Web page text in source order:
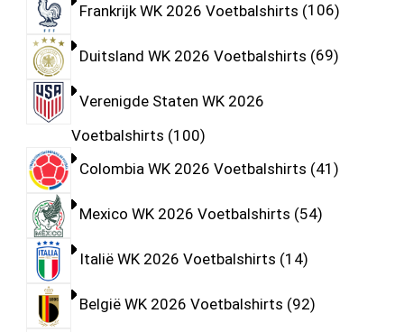
Frankrijk WK 2026 Voetbalshirts 106
Duitsland WK 2026 Voetbalshirts 69
Verenigde Staten WK 2026
Voetbalshirts 100
Colombia WK 2026 Voetbalshirts 41
Mexico WK 2026 Voetbalshirts 54
Italië WK 2026 Voetbalshirts 14
België WK 2026 Voetbalshirts 92